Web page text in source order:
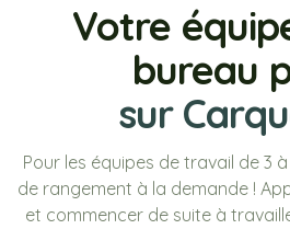
Votre
bureau
sur
Pour les équipes de travail de 3
de rangement à la demande !
et commencer de suite à